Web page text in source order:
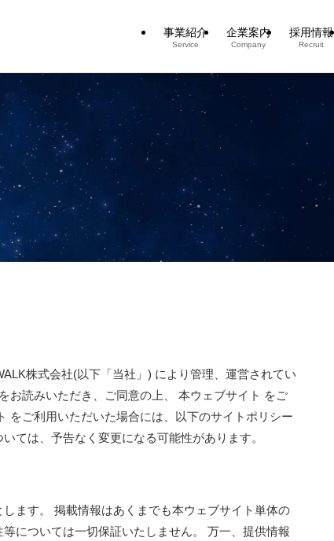
事業紹介
Service
企業案内
Company
採用情報
Recruit
株式会社(以下「当社」) により管理、運営されてい
お読みいただき、ご同意の上、 本ウェブサイト をご
をご利用いただいた場合には、以下のサイトポリシー
ては、予告なく変更になる可能性があります。
ます。 掲載情報はあくまでも本ウェブサイト単体の
については一切保証いたしません。 万一、提供情報